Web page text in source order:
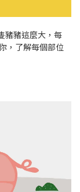
豬豬這麼大，每
，了解每個部位